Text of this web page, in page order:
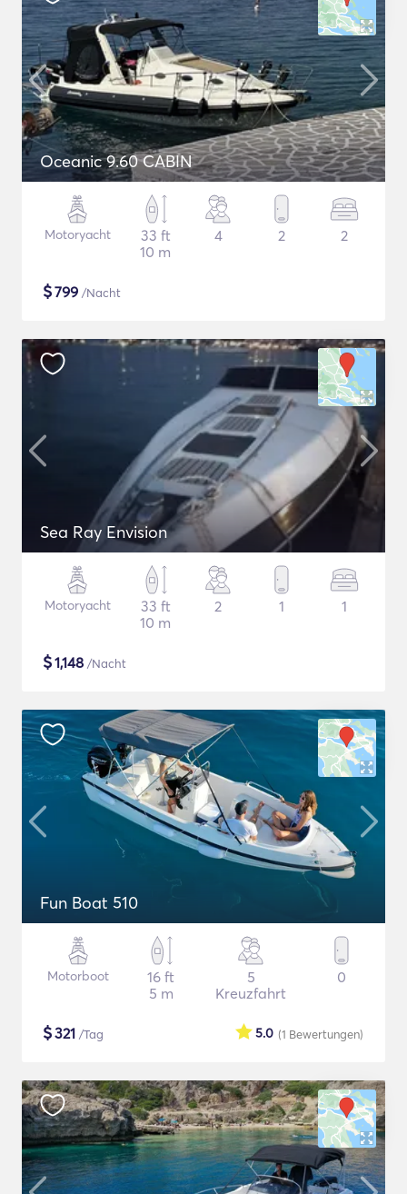
Oceanic 9.60 CABIN
Motoryacht
33 ft
10 m
4 2 2
$799 /Nacht
Sea Ray Envision
Motoryacht
33 ft
10 m
2 1 1
$1,148 /Nacht
Fun Boat 510
Motorboot
16 ft
5 m
5
Kreuzfahrt
0
$321 /Tag (1 Bewertungen)
5.0